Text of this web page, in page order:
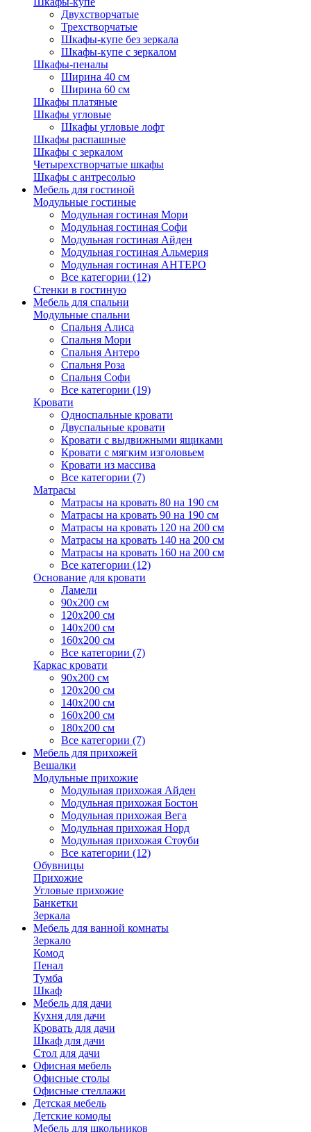
Двухстворчатые
Трехстворчатые
Шкафы-купе без зеркала
Шкафы-купе с зеркалом
Шкафы-пеналы
Ширина 40 см
Ширина 60 см
Шкафы платяные
Шкафы угловые
Шкафы угловые лофт
Шкафы распашные
Шкафы с зеркалом
Четырехстворчатые шкафы
Шкафы с антресолью
Мебель для гостиной
Модульные гостиные
Модульная гостиная Мори
Модульная гостиная Софи
Модульная гостиная Айден
Модульная гостиная Альмерия
Модульная гостиная АНТЕРО
Все категории (12)
Стенки в гостиную
Мебель для спальни
Модульные спальни
Спальня Алиса
Спальня Мори
Спальня Антеро
Спальня Роза
Спальня Софи
Все категории (19)
Кровати
Односпальные кровати
Двуспальные кровати
Кровати с выдвижными ящиками
Кровати с мягким изголовьем
Кровати из массива
Все категории (7)
Матрасы
Матрасы на кровать 80 на 190 см
Матрасы на кровать 90 на 190 см
Матрасы на кровать 120 на 200 см
Матрасы на кровать 140 на 200 см
Матрасы на кровать 160 на 200 см
Все категории (12)
Основание для кровати
Ламели
90х200 см
120х200 см
140х200 см
160х200 см
Все категории (7)
Каркас кровати
90х200 см
120х200 см
140х200 см
160х200 см
180х200 см
Все категории (7)
Мебель для прихожей
Вешалки
Модульные прихожие
Модульная прихожая Айден
Модульная прихожая Бостон
Модульная прихожая Вега
Модульная прихожая Норд
Модульная прихожая Стоуби
Все категории (12)
Обувницы
Прихожие
Угловые прихожие
Банкетки
Зеркала
Мебель для ванной комнаты
Зеркало
Комод
Пенал
Тумба
Шкаф
Мебель для дачи
Кухня для дачи
Кровать для дачи
Шкаф для дачи
Стол для дачи
Офисная мебель
Офисные столы
Офисные стеллажи
Детская мебель
Детские комоды
Мебель для школьников